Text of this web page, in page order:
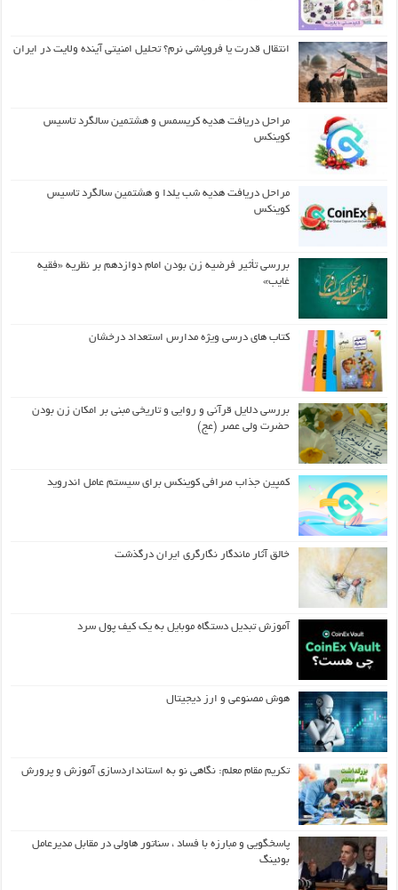
انتقال قدرت یا فروپاشی نرم؟ تحلیل امنیتی آینده ولایت در ایران
مراحل دریافت هدیه کریسمس و هشتمین سالگرد تاسیس
کوینکس
مراحل دریافت هدیه شب یلدا و هشتمین سالگرد تاسیس
کوینکس
بررسی تأثیر فرضیه زن بودن امام دوازدهم بر نظریه «فقیه
غایب»
کتاب های درسی ویژه مدارس استعداد درخشان
بررسی دلایل قرآنی و روایی و تاریخی مبنی بر امکان زن بودن
حضرت ولی عصر (عج)
کمپین جذاب صرافی کوینکس برای سیستم عامل اندروید
خالق آثار ماندگار نگارگری ایران درگذشت
آموزش تبدیل دستگاه موبایل به یک کیف‌ پول سرد
هوش مصنوعی و ارز دیجیتال
تکریم مقام معلم: نگاهی نو به استانداردسازی آموزش و پرورش
پاسخگویی و مبارزه با فساد ، سناتور هاولی در مقابل مدیرعامل
بوئینگ